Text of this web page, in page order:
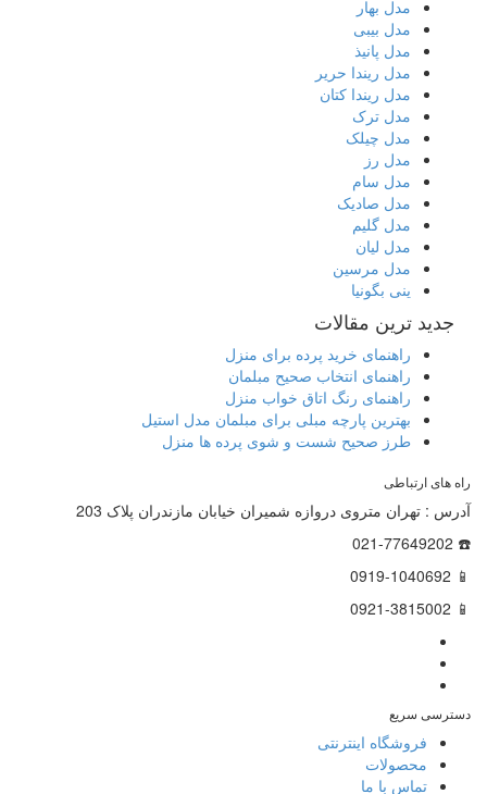
مدل بهار
مدل بیبی
مدل پانیذ
مدل ریندا حریر
مدل ریندا کتان
مدل ترک
مدل چیلک
مدل رز
مدل سام
مدل صادیک
مدل گلیم
مدل لیان
مدل مرسین
ینی بگونیا
جدید ترین مقالات
راهنمای خرید پرده برای منزل
راهنمای انتخاب صحیح مبلمان
راهنمای رنگ اتاق خواب منزل
بهترین پارچه مبلی برای مبلمان مدل استیل
طرز صحیح شست و شوی پرده ها منزل
راه های ارتباطی
آدرس : تهران متروی دروازه شمیران خیابان مازندران پلاک 203
☎️ 021-77649202
📱 0919-1040692
📱 0921-3815002
دسترسی سریع
فروشگاه اینترنتی
محصولات
تماس با ما